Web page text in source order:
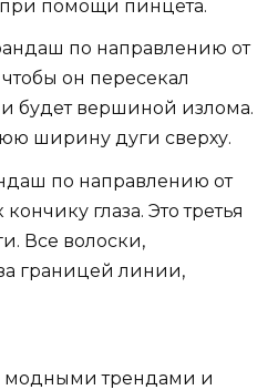
при помощи пинцета.
по направлению от
он пересекал
и будет вершиной излома.
ширину дуги сверху.
по направлению от
глаза. Это третья
Все волоски,
границей линии,
модными трендами и